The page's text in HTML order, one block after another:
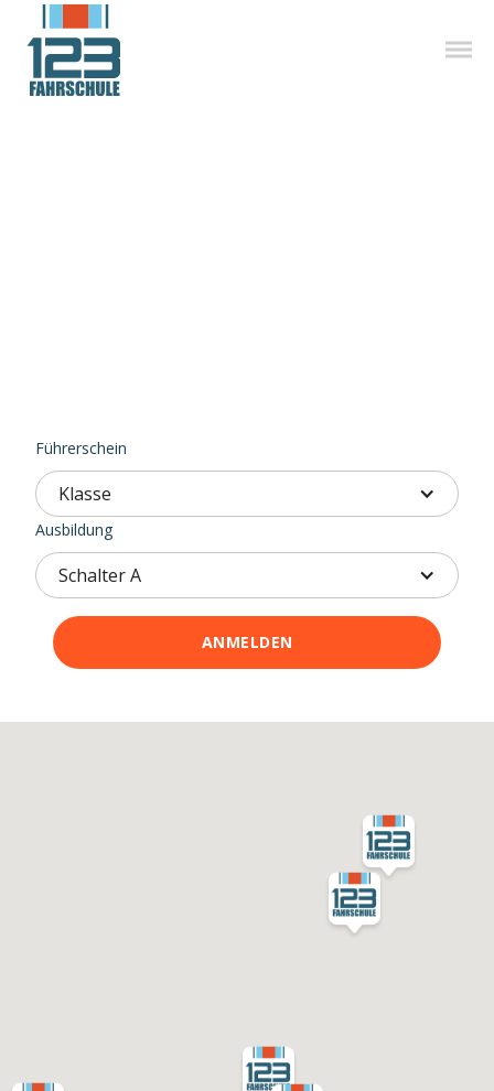
Führerschein
Klasse
Ausbildung
Schalter A
ANMELDEN